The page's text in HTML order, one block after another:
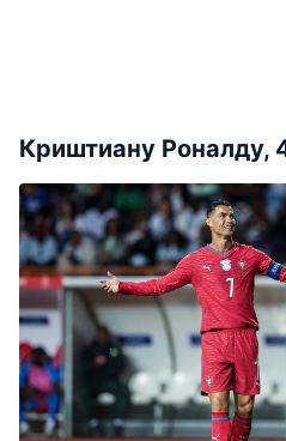
Криштиану Роналду,